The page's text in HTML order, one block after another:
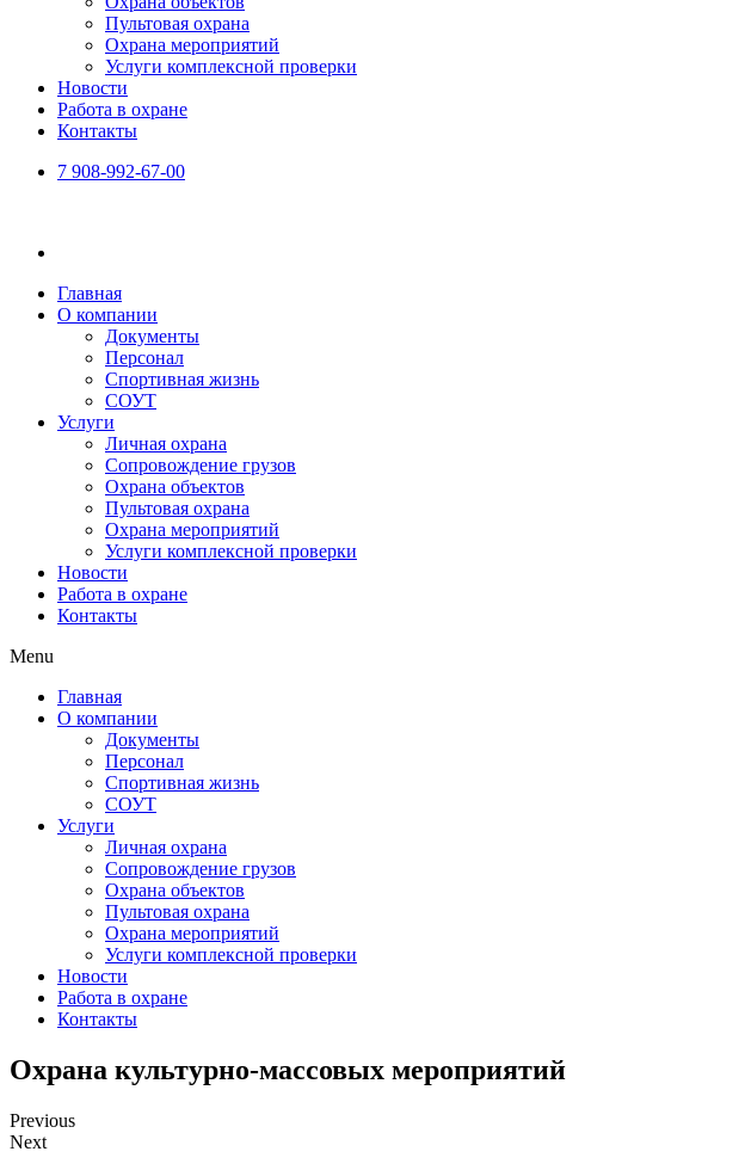
Пультовая охрана
Охрана мероприятий
Услуги комплексной проверки
Новости
Работа в охране
Контакты
7 908-992-67-00
Главная
О компании
Документы
Персонал
Спортивная жизнь
СОУТ
Услуги
Личная охрана
Сопровождение грузов
Охрана объектов
Пультовая охрана
Охрана мероприятий
Услуги комплексной проверки
Новости
Работа в охране
Контакты
Menu
Главная
О компании
Документы
Персонал
Спортивная жизнь
СОУТ
Услуги
Личная охрана
Сопровождение грузов
Охрана объектов
Пультовая охрана
Охрана мероприятий
Услуги комплексной проверки
Новости
Работа в охране
Контакты
Охрана культурно-массовых мероприятий
Previous
Next